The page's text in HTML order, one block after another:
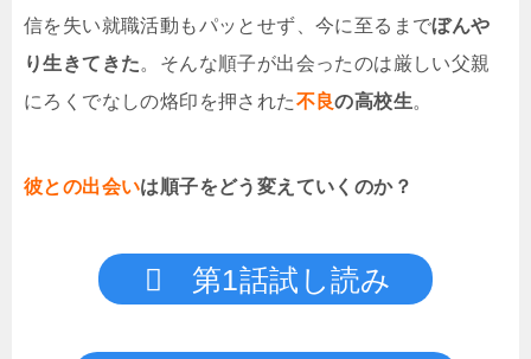
信を失い就職活動もパッとせず、今に至るまでぼんや
り生きてきた。そんな順子が出会ったのは厳しい父親
にろくでなしの烙印を押された不良の高校生。
彼との出会いは順子をどう変えていくのか？
第1話試し読み